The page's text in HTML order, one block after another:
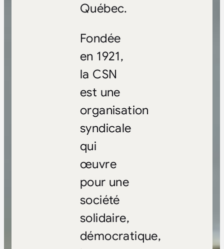
Québec.
Fondée
en 1921,
la CSN
est une
organisation
syndicale
qui
œuvre
pour une
société
solidaire,
démocratique,